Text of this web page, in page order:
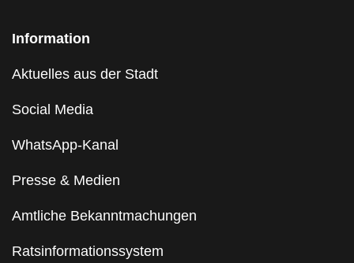
Information
Aktuelles aus der Stadt
Social Media
WhatsApp-Kanal
Presse & Medien
Amtliche Bekanntmachungen
Ratsinformationssystem